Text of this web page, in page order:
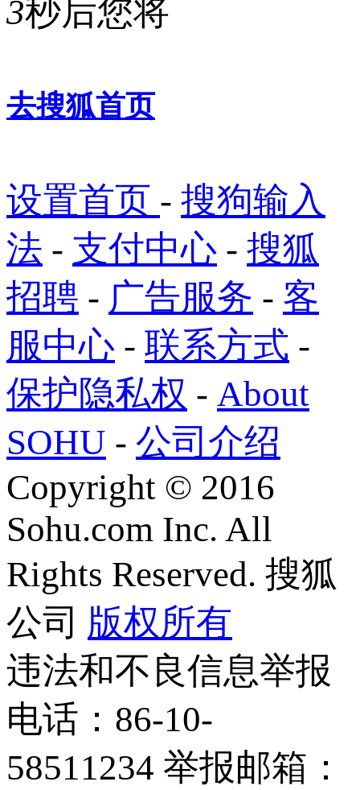
3秒后您将
去搜狐首页
设置首页 - 搜狗输入
法 - 支付中心 - 搜狐
招聘 - 广告服务 - 客
服中心 - 联系方式 -
保护隐私权 - About
SOHU - 公司介绍
Copyright © 2016
Sohu.com Inc. All
Rights Reserved. 搜狐
公司 版权所有
违法和不良信息举报
电话：86-10-
58511234 举报邮箱：